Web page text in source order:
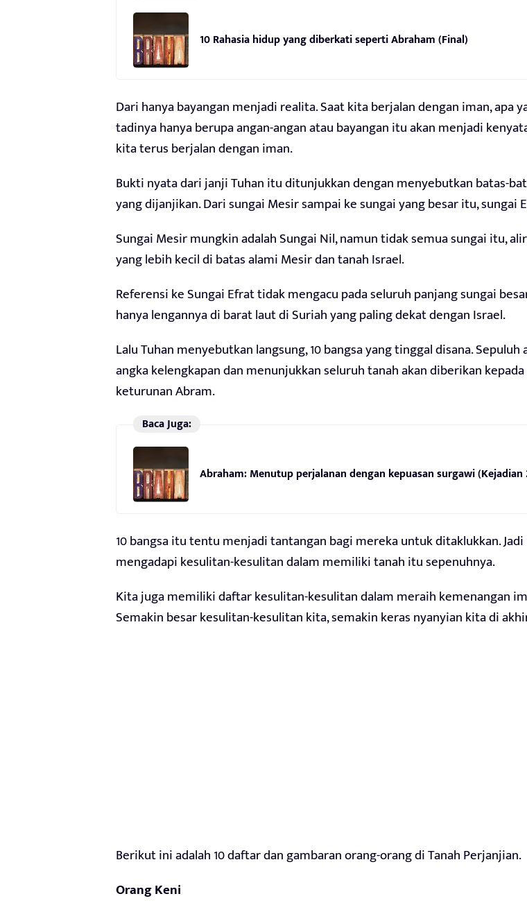
10 Rahasia hidup yang diberkati seperti Abraham (Final)
Dari hanya bayangan menjadi realita. Saat kita berjalan dengan iman, apa
tadinya hanya berupa angan-angan atau bayangan itu akan menjadi
kita terus berjalan dengan iman.
Bukti nyata dari janji Tuhan itu ditunjukkan dengan menyebutkan batas-
yang dijanjikan. Dari sungai Mesir sampai ke sungai yang besar itu, sungai
Sungai Mesir mungkin adalah Sungai Nil, namun tidak semua sungai itu,
yang lebih kecil di batas alami Mesir dan tanah Israel.
Referensi ke Sungai Efrat tidak mengacu pada seluruh panjang sungai
hanya lengannya di barat laut di Suriah yang paling dekat dengan Israel.
Lalu Tuhan menyebutkan langsung, 10 bangsa yang tinggal disana. Sepuluh
angka kelengkapan dan menunjukkan seluruh tanah akan diberikan kepada
keturunan Abram.
Baca Juga:
Abraham: Menutup perjalanan dengan kepuasan surgawi (Kejadian
10 bangsa itu tentu menjadi tantangan bagi mereka untuk ditaklukkan.
mengadapi kesulitan-kesulitan dalam memiliki tanah itu sepenuhnya.
Kita juga memiliki daftar kesulitan-kesulitan dalam meraih kemenangan
Semakin besar kesulitan-kesulitan kita, semakin keras nyanyian kita di
Berikut ini adalah 10 daftar dan gambaran orang-orang di Tanah Perjanjian.
Orang Keni